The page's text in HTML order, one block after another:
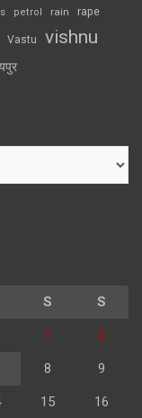
petrol rain rape
Vastu vishnu
S S
1 2
8 9
15 16